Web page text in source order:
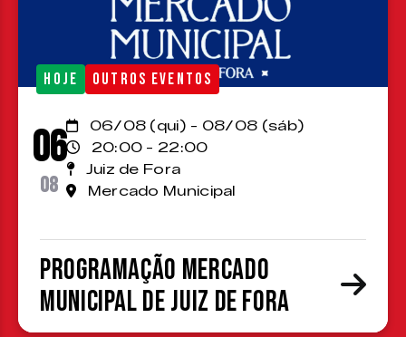
HOJE OUTROS EVENTOS
06
08
06/08 (qui) - 08/08 (sáb)
20:00 - 22:00
Juiz de Fora
Mercado Municipal
Programação Mercado
Municipal de Juiz de Fora